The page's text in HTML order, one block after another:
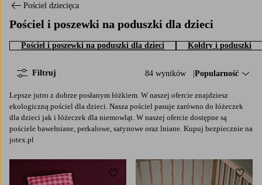
Pościel dziecięca
Pościel i poszewki na poduszki dla dzieci
Pościel i poszewki na poduszki dla dzieci Kołdry i poduszki
84 wyników Sortuj według:
Popularność
Filtruj
Lepsze jutro z dobrze posłanym łóżkiem. W naszej ofercie znajdziesz
ekologiczną pościel dla dzieci. Nasza pościel pasuje zarówno do łóżeczek
dla dzieci jak i łóżeczek dla niemowląt. W naszej ofercie dostępne są
pościele bawełniane, perkalowe, satynowe oraz lniane. Kupuj bezpiecznie na
jotex.pl
Dodaj do ulubionych